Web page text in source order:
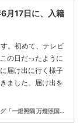
月17日に、入籍
。初めて、テレビ
の日だったように
届け出に行く様子
ました。届け出を
木下博勝オフィシャルブログ「一燈照隅 万燈照国」Powered by Ameba